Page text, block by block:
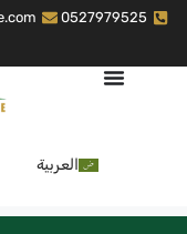
0527979525
العربية